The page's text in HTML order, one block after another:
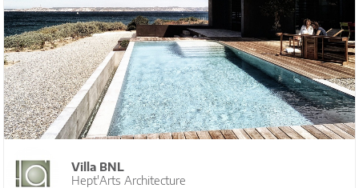
Villa BNL
Hept'Arts Architecture